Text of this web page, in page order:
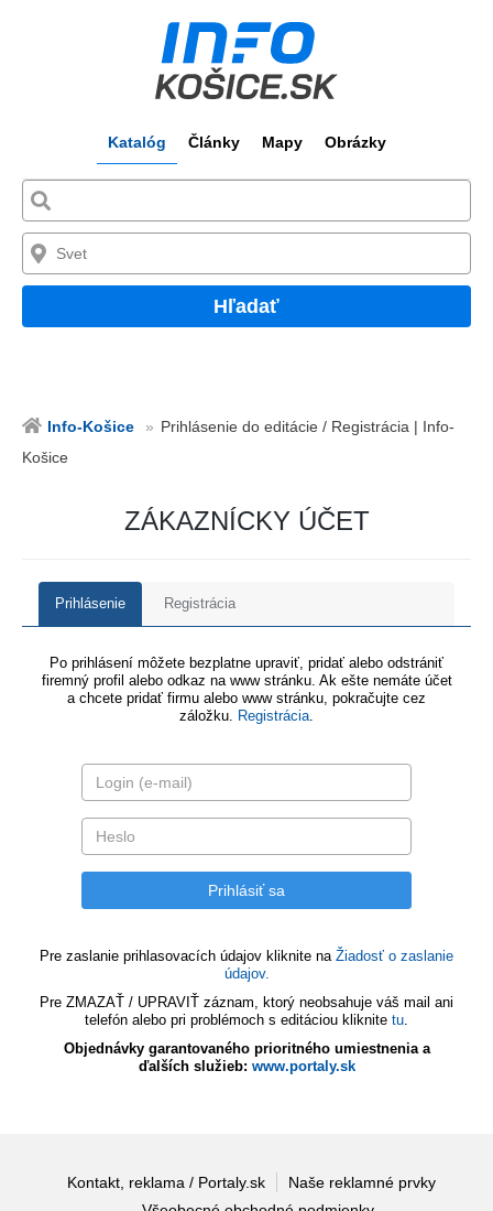
Katalóg Články Mapy Obrázky
Hľadať
Info-Košice
Prihlásenie do editácie / Registrácia | Info-
Košice
ZÁKAZNÍCKY ÚČET
Prihlásenie Registrácia
Po prihlásení môžete bezplatne upraviť, pridať alebo odstrániť
firemný profil alebo odkaz na www stránku. Ak ešte nemáte účet
a chcete pridať firmu alebo www stránku, pokračujte cez
záložku. Registrácia.
Pre zaslanie prihlasovacích údajov kliknite na Žiadosť o zaslanie
údajov.
Pre ZMAZAŤ / UPRAVIŤ záznam, ktorý neobsahuje váš mail ani
telefón alebo pri problémoch s editáciou kliknite tu.
Objednávky garantovaného prioritného umiestnenia a
ďalších služieb: www.portaly.sk
Kontakt, reklama / Portaly.sk
Naše reklamné prvky